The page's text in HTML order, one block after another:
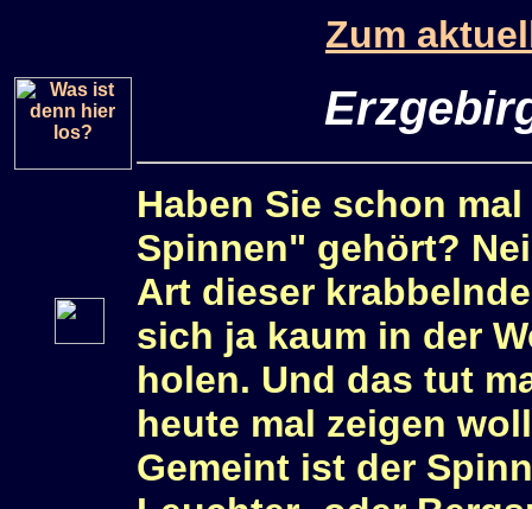
Zum
Haben Sie schon
Spinnen" gehört?
Art dieser
sich ja kaum in der
holen. Und das tut
heute mal zeigen
Gemeint ist der